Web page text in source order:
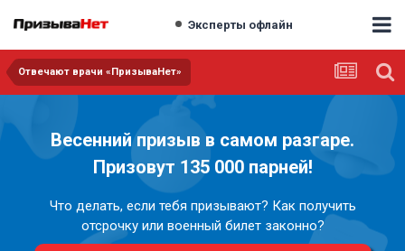
Эксперты офлайн
Отвечают врачи «ПризываНет»
Весенний призыв в самом разгаре.
Призовут 135 000 парней!
Что делать, если тебя призывают? Как получить
отсрочку или военный билет законно?